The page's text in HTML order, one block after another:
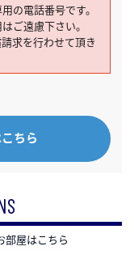
の電話番号です。
ご遠慮下さい。
求を行わせて頂き
ちら
部屋はこちら